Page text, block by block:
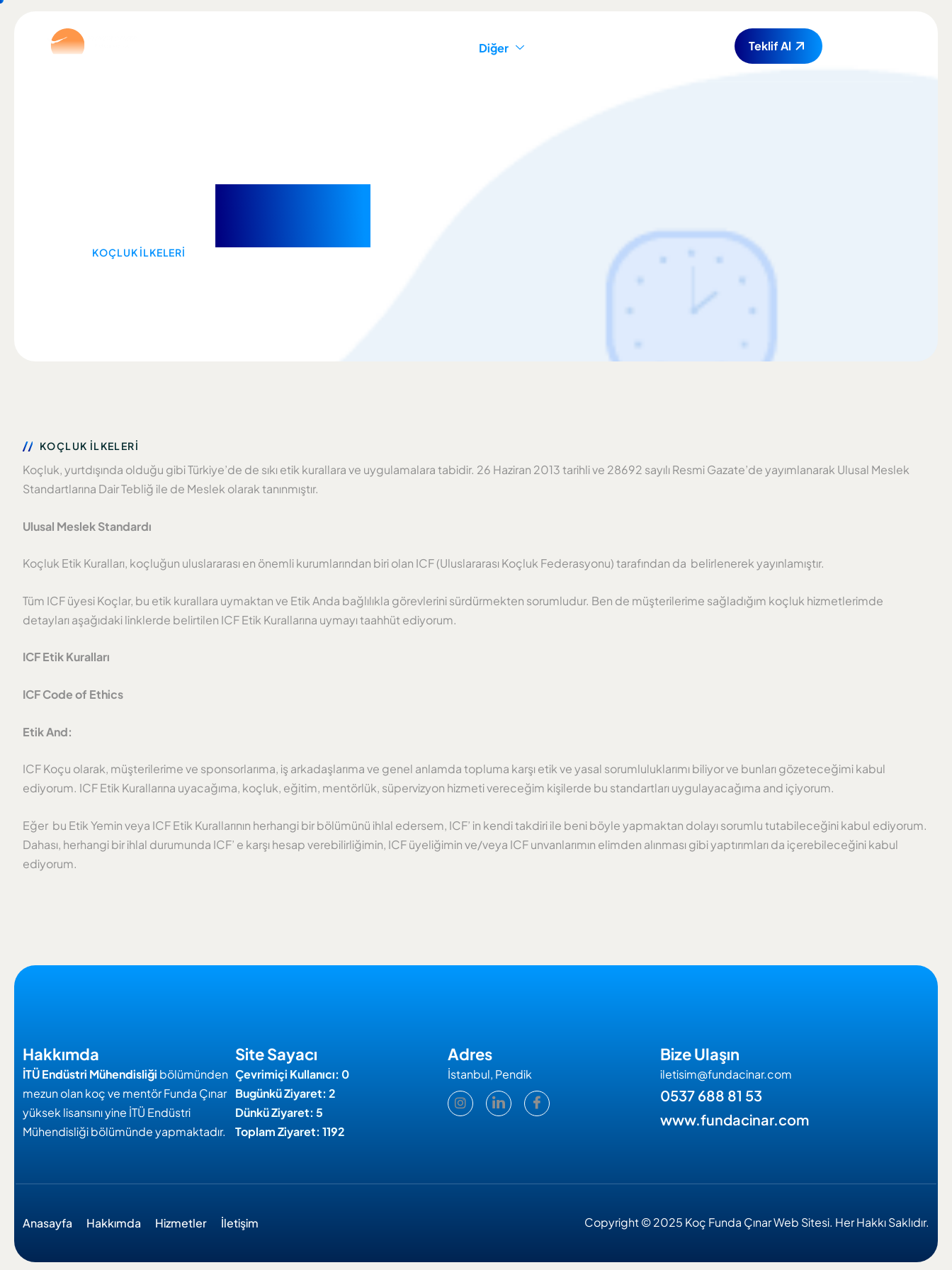
Diğer Teklif Al
KOÇLUK İLKELERI
KOÇLUK İLKELERİ
Koçluk, yurtdışında olduğu gibi Türkiye’de de sıkı etik kurallara ve uygulamalara tabidir. 26 Haziran 2013 tarihli ve 28692 sayılı Resmi Gazate’de yayımlanarak Ulusal Meslek
Standartlarına Dair Tebliğ ile de Meslek olarak tanınmıştır.
Ulusal Meslek Standardı
Koçluk Etik Kuralları, koçluğun uluslararası en önemli kurumlarından biri olan ICF (Uluslararası Koçluk Federasyonu) tarafından da belirlenerek yayınlamıştır.
Tüm ICF üyesi Koçlar, bu etik kurallara uymaktan ve Etik Anda bağlılıkla görevlerini sürdürmekten sorumludur. Ben de müşterilerime sağladığım koçluk hizmetlerimde
detayları aşağıdaki linklerde belirtilen ICF Etik Kurallarına uymayı taahhüt ediyorum.
ICF Etik Kuralları
ICF Code of Ethics
Etik And:
ICF Koçu olarak, müşterilerime ve sponsorlarıma, iş arkadaşlarıma ve genel anlamda topluma karşı etik ve yasal sorumluluklarımı biliyor ve bunları gözeteceğimi kabul
ediyorum. ICF Etik Kurallarına uyacağıma, koçluk, eğitim, mentörlük, süpervizyon hizmeti vereceğim kişilerde bu standartları uygulayacağıma and içiyorum.
Eğer bu Etik Yemin veya ICF Etik Kurallarının herhangi bir bölümünü ihlal edersem, ICF’ in kendi takdiri ile beni böyle yapmaktan dolayı sorumlu tutabileceğini kabul ediyorum.
Dahası, herhangi bir ihlal durumunda ICF’ e karşı hesap verebilirliğimin, ICF üyeliğimin ve/veya ICF unvanlarımın elimden alınması gibi yaptırımları da içerebileceğini kabul
ediyorum.
Site Sayacı
Çevrimiçi Kullanıcı: 0
Bugünkü Ziyaret: 2
Dünkü Ziyaret: 5
Toplam Ziyaret: 1192
Hakkımda
İTÜEndüstri Mühendisliği bölümünden
mezun olan koç ve mentör Funda Çınar
yüksek lisansını yine İTÜ Endüstri
Mühendisliği bölümünde yapmaktadır.
Adres
İstanbul, Pendik
Bize Ulaşın
iletisim@fundacinar.com
0537 688 81 53
www.fundacinar.com
Anasayfa Hakkımda Hizmetler İletişim Copyright © 2025 Koç Funda Çınar Web Sitesi. Her Hakkı Saklıdır.